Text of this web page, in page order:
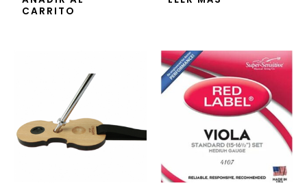
CARRITO